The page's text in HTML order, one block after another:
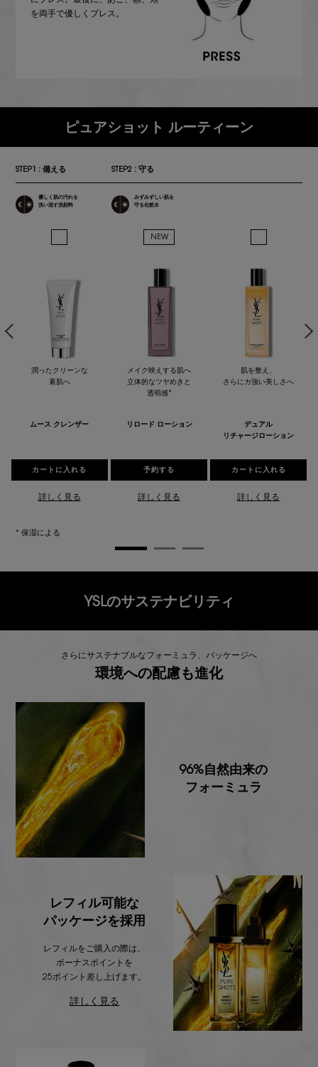
を両手で優しくプレス。
ピュアショット ルーティーン
STEP1 : 備える
優しく肌の汚れを
洗い流す洗顔料
STEP2 : 守る
みずみずしい肌を
守る化粧水
潤ったクリーンな
素肌へ
ムース クレンザー
カートに入れる ピュアショット ムース クレンザー
詳しく見る
NEW
メイク映えする肌へ
立体的なツヤめきと
透明感*
リロード ローション
予約する ピュアショット リロード ローション
詳しく見る
肌を整え、
さらにカ強い美しさへ
デュアル
リチャージローション
カートに入れる
詳しく見る
* 保湿による
YSLのサステナビリティ
さらにサステナブルなフォーミュラ、パッケージへ
環境への配慮も進化
96%自然由来の
フォーミュラ
レフィル可能な
パッケージを採用
レフィルをご購入の際は、
ボーナスポイントを
25ポイント差し上げます。
詳しく見る